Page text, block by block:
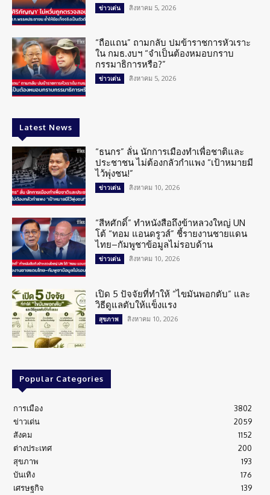
ข่าวเด่น สิงหาคม 5, 2026
“ถือแถน” ถามกลับ ปมข้าราชการหัวเราะ
ใน กมธ.งบฯ “จำเป็นต้องหมอบกราบ
กรรมาธิการหรือ?”
ข่าวเด่น สิงหาคม 5, 2026
Latest News
“ธนกร” ลั่น นักการเมืองทำเพื่อชาติและ
ประชาชน ไม่ต้องกลัวกำแพง “เป้าหมายมี
ไว้พุ่งชน!”
ข่าวเด่น สิงหาคม 10, 2026
“สีหศักดิ์” ทำหนังสือถึงข้าหลวงใหญ่ UN
โต้ “ทอม แอนดรูวส์” ชี้รายงานชายแดน
ไทย–กัมพูชาข้อมูลไม่รอบด้าน
ข่าวเด่น สิงหาคม 10, 2026
เปิด 5 ปัจจัยที่ทำให้ “ไขมันพอกตับ” และ
วิธีดูแลตับให้แข็งแรง
สุขภาพ สิงหาคม 10, 2026
Popular Categories
การเมือง
3802
ข่าวเด่น
2059
สังคม
1152
ต่างประเทศ
200
สุขภาพ
193
บันเทิง
176
เศรษฐกิจ
139